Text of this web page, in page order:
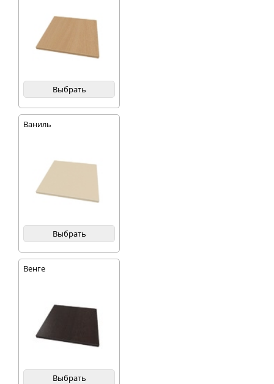
Выбрать
Ваниль
Выбрать
Венге
Выбрать